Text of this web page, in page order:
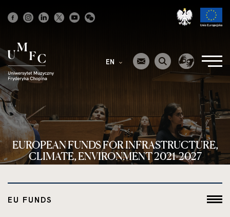
główna
EN
EUROPEAN FUNDS FOR INFRASTRUCTURE,
CLIMATE, ENVIRONMENT 2021-2027
EU FUNDS